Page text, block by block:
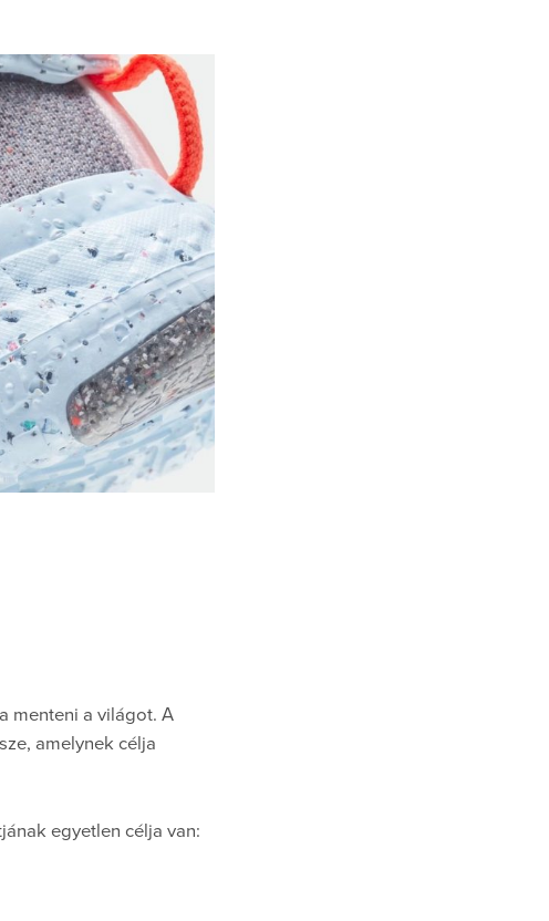
menteni a világot. A
amelynek célja
egyetlen célja van: